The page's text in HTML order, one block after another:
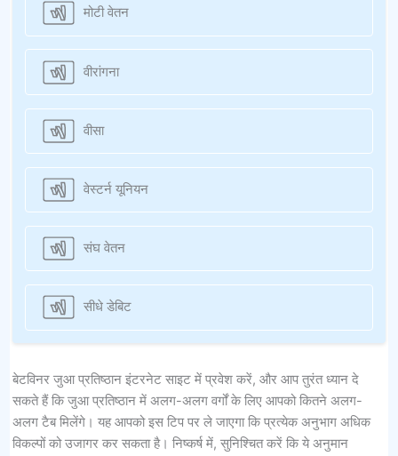
मोटी वेतन
वीरांगना
वीसा
वेस्टर्न यूनियन
संघ वेतन
सीधे डेबिट
बेटविनर जुआ प्रतिष्ठान इंटरनेट साइट में प्रवेश करें, और आप तुरंत ध्यान दे
सकते हैं कि जुआ प्रतिष्ठान में अलग-अलग वर्गों के लिए आपको कितने अलग-
अलग टैब मिलेंगे। यह आपको इस टिप पर ले जाएगा कि प्रत्येक अनुभाग अधिक
विकल्पों को उजागर कर सकता है। निष्कर्ष में, सुनिश्चित करें कि ये अनुमान